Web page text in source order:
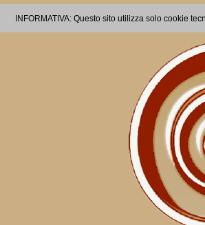
INFORMATIVA: Questo sito utilizza solo cookie